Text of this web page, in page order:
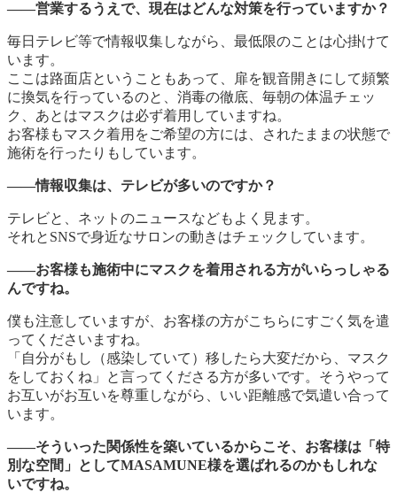
――営業するうえで、現在はどんな対策を行っていますか？
毎日テレビ等で情報収集しながら、最低限のことは心掛けて
います。
ここは路面店ということもあって、扉を観音開きにして頻繁
に換気を行っているのと、消毒の徹底、毎朝の体温チェッ
ク、あとはマスクは必ず着用していますね。
お客様もマスク着用をご希望の方には、されたままの状態で
施術を行ったりもしています。
――情報収集は、テレビが多いのですか？
テレビと、ネットのニュースなどもよく見ます。
それとSNSで身近なサロンの動きはチェックしています。
――お客様も施術中にマスクを着用される方がいらっしゃる
んですね。
僕も注意していますが、お客様の方がこちらにすごく気を遣
ってくださいますね。
「自分がもし（感染していて）移したら大変だから、マスク
をしておくね」と言ってくださる方が多いです。そうやって
お互いがお互いを尊重しながら、いい距離感で気遣い合って
います。
――そういった関係性を築いているからこそ、お客様は「特
別な空間」としてMASAMUNE様を選ばれるのかもしれな
いですね。